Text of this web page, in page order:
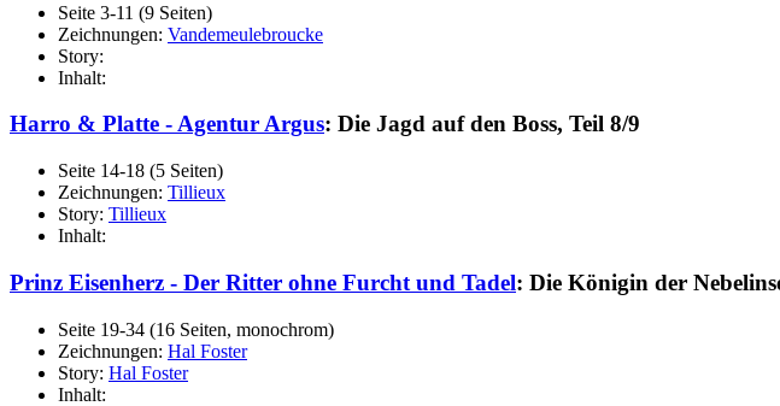
Seite 3-11 (9 Seiten)
Zeichnungen: Vandemeulebroucke
Story:
Inhalt:
Harro & Platte - Agentur Argus: Die Jagd auf den Boss, Teil 8/9
Seite 14-18 (5 Seiten)
Zeichnungen: Tillieux
Story: Tillieux
Inhalt:
Prinz Eisenherz - Der Ritter ohne Furcht und Tadel: Die Königin der
Seite 19-34 (16 Seiten, monochrom)
Zeichnungen: Hal Foster
Story: Hal Foster
Inhalt: